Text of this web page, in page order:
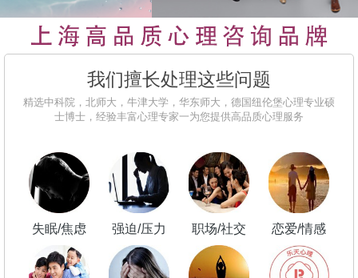
我们擅长处理这些问题
精选中科院，北师大，牛津大学，华东师大，德国纽伦堡心理专业硕
士博士，经验丰富心理专家一为您提供高品质心理服务
失眠/焦虑 强迫/压力 职场/社交 恋爱/情感